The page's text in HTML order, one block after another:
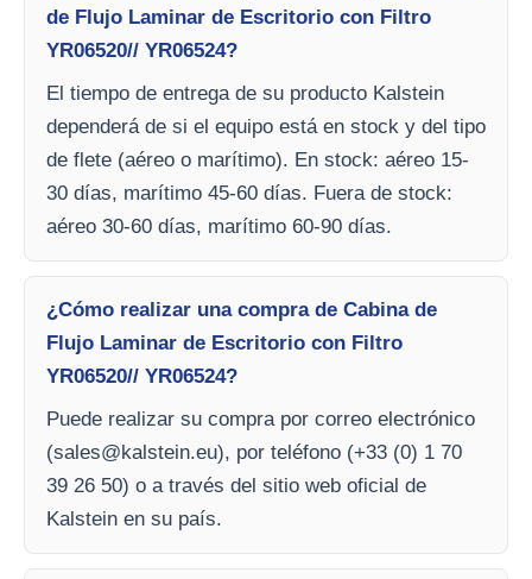
de Flujo Laminar de Escritorio con Filtro
YR06520// YR06524?
El tiempo de entrega de su producto Kalstein
dependerá de si el equipo está en stock y del tipo
de flete (aéreo o marítimo). En stock: aéreo 15-
30 días, marítimo 45-60 días. Fuera de stock:
aéreo 30-60 días, marítimo 60-90 días.
¿Cómo realizar una compra de Cabina de
Flujo Laminar de Escritorio con Filtro
YR06520// YR06524?
Puede realizar su compra por correo electrónico
(sales@kalstein.eu), por teléfono (+33 (0) 1 70
39 26 50) o a través del sitio web oficial de
Kalstein en su país.